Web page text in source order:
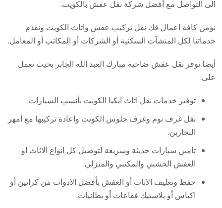
الى التواصل مع أفضل شركة نقل عفش بالكويت.
نؤمن كافة اعمال فك نقل تركيب عفش واثاث الكويت ونقدم
خدماتنا لكل المنشآت السكنية أو الشركات أو المكاتب أو المعامل.
أيضا نوفر نقل عفش ضاحية مبارك العبد الله الجابر بحيث نعمل
على:
توفير خدمات نقل اثاث ايكيا الكويت بأنسب السيارات.
نقل غرف نوم وغرف جلوس الكويت واعادة تركيبها مع أمهر
النجارين.
تامين سيارات حديثة وسريعة لتوصيل كل انواع الاثاث او
العفش الخشبي والمكتبي والمنزلي.
حفظ وتغليف الاثاث أو العفش بأفضل الادوات من كراتين أو
اكياس أو بلاستيك فقاعات أو بطانيات.